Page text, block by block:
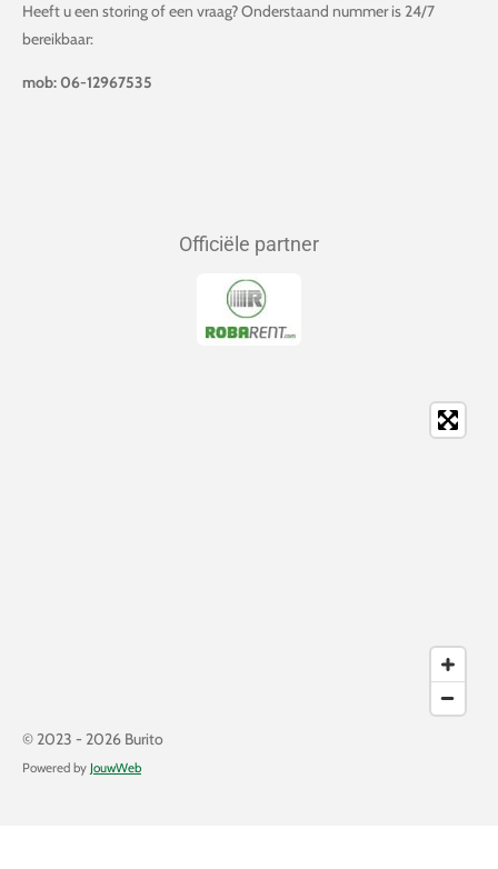
Heeft u een storing of een vraag? Onderstaand nummer is 24/7
bereikbaar:
mob: 06-12967535
Officiële partner
© 2023 - 2026 Burito
Powered by JouwWeb